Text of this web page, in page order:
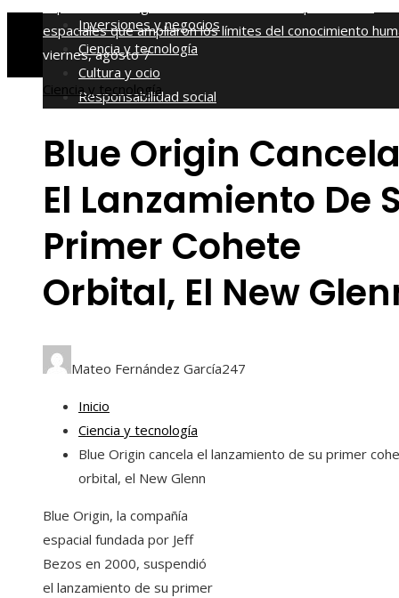
espaciales que ampliaron los límites del conocimiento
viernes, agosto 7
Inversiones y negocios
Ciencia y tecnología
Cultura y ocio
Responsabilidad social
Ciencia y tecnología
Blue Origin
El Lanzamiento De
Primer Cohete
Orbital, El New
Mateo Fernández García247
Inicio
Ciencia y tecnología
Blue Origin cancela el lanzamiento de su primer
orbital, el New Glenn
Blue Origin, la compañía
espacial fundada por Jeff
Bezos en 2000, suspendió
el lanzamiento de su primer